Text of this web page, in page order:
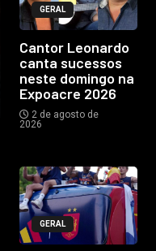
GERAL
Cantor Leonardo
canta sucessos
neste domingo na
Expoacre 2026
2 de agosto de
2026
GERAL